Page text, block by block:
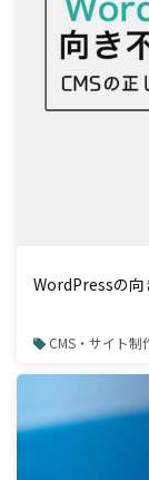
WordPressの向
CMS・サイト